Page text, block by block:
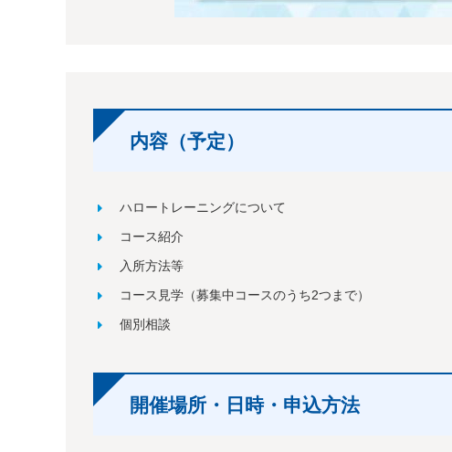
内容（予定）
ハロートレーニングについて
コース紹介
入所方法等
コース見学（募集中コースのうち2つまで）
個別相談
開催場所・日時・申込方法